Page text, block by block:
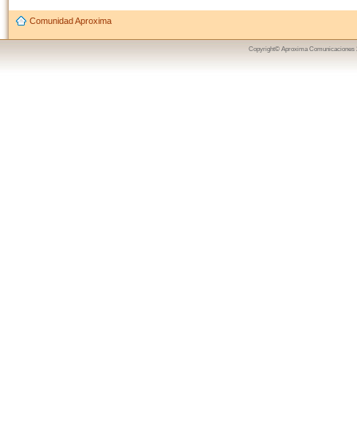
Comunidad Aproxima
Copyright© Aproxima Comunicaciones